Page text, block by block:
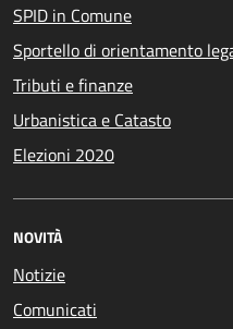
SPID in Comune
Sportello di orientamento
Tributi e finanze
Urbanistica e Catasto
Elezioni 2020
NOVITÀ
Notizie
Comunicati